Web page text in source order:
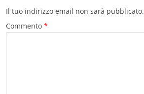
Il tuo indirizzo email non sarà pubblicato.
Commento *